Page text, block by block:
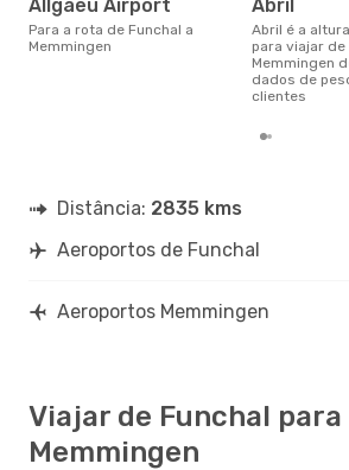
Allgaeu Airport
Para a rota de Funchal a
Memmingen
abril
abril é a altura mais concorrida
para viajar de
Memmingen
dados de
clientes
Distância: 2835 kms
Aeroportos de Funchal
Aeroportos Memmingen
Viajar de Funchal para
Memmingen